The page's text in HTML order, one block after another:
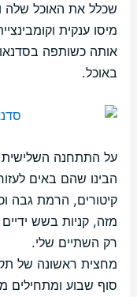
שכלל את האוכל שלה
מיסו ענקית
אותה כשותפה
באוכל.
על התתחנה השלישית,
הבינו שהם באים
קיטורים, הרמת גבה
מזה, קניות בשש
רק השתיים שלי.
מחצית ראשונה של
סוף שבוע ומתחילים